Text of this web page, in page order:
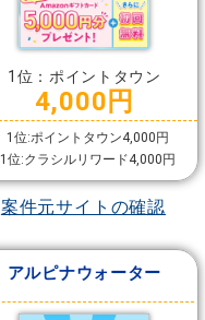
1位：ポイントタウン
4,000円
1位:ポイントタウン4,000円
1位:クラシルリワード4,000円
案件元サイトの確認
アルピナウォーター